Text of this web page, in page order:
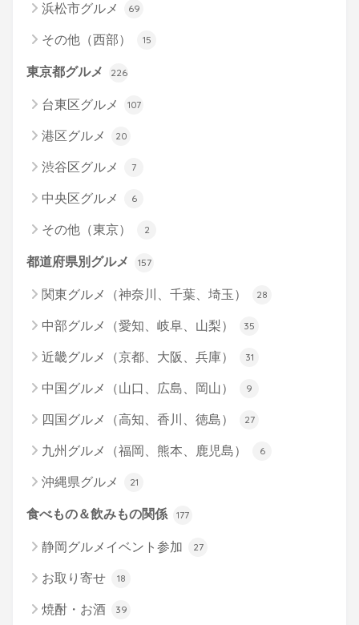
浜松市グルメ 69
その他（西部） 15
東京都グルメ 226
台東区グルメ 107
港区グルメ 20
渋谷区グルメ 7
中央区グルメ 6
その他（東京） 2
都道府県別グルメ 157
関東グルメ（神奈川、千葉、埼玉） 28
中部グルメ（愛知、岐阜、山梨） 35
近畿グルメ（京都、大阪、兵庫） 31
中国グルメ（山口、広島、岡山） 9
四国グルメ（高知、香川、徳島） 27
九州グルメ（福岡、熊本、鹿児島） 6
沖縄県グルメ 21
食べもの＆飲みもの関係 177
静岡グルメイベント参加 27
お取り寄せ 18
焼酎・お酒 39